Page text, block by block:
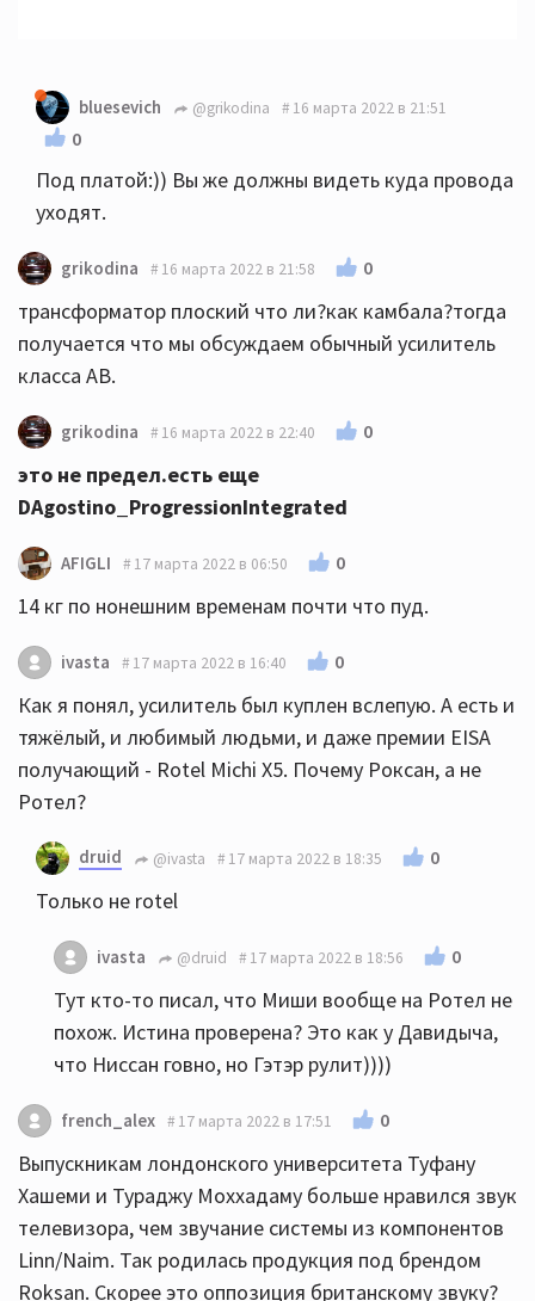
bluesevich @grikodina 16 марта 2022 в 21:51
0
Под платой:)) Вы же должны видеть куда провода
уходят.
grikodina 16 марта 2022 в 21:58 0
трансформатор плоский что ли?как камбала?тогда
получается что мы обсуждаем обычный усилитель
класса АВ.
grikodina 16 марта 2022 в 22:40 0
это не предел.есть еще
DAgostino_ProgressionIntegrated
AFIGLI 17 марта 2022 в 06:50 0
14 кг по нонешним временам почти что пуд.
ivasta 17 марта 2022 в 16:40 0
Как я понял, усилитель был куплен вслепую. А есть и
тяжёлый, и любимый людьми, и даже премии EISA
получающий - Rotel Michi X5. Почему Роксан, а не
Ротел?
druid @ivasta 17 марта 2022 в 18:35 0
Только не rotel
ivasta @druid 17 марта 2022 в 18:56 0
Тут кто-то писал, что Миши вообще на Ротел не
похож. Истина проверена? Это как у Давидыча,
что Ниссан говно, но Гэтэр рулит))))
french_alex 17 марта 2022 в 17:51 0
Выпускникам лондонского университета Туфану
Хашеми и Тураджу Моххадаму больше нравился звук
телевизора, чем звучание системы из компонентов
Linn/Naim. Так родилась продукция под брендом
Roksan. Скорее это оппозиция британскому звуку?